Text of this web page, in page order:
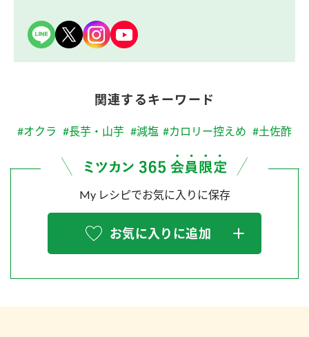
関連するキーワード
#オクラ #長芋・山芋 #減塩 #カロリー控えめ #土佐酢
My レシピでお気に入りに保存
お気に入りに追加